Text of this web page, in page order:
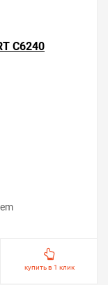
C6240
купить в 1 клик